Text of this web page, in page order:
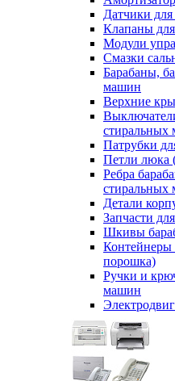
Датчики
Клапаны
Модули
Смазки
Барабаны,
машин
Верхние
стиральных
Патрубки
Петли люка
Ребра
стиральных
Детали
Запчасти
Шкивы
Контейнеры
порошка)
Ручки и
машин